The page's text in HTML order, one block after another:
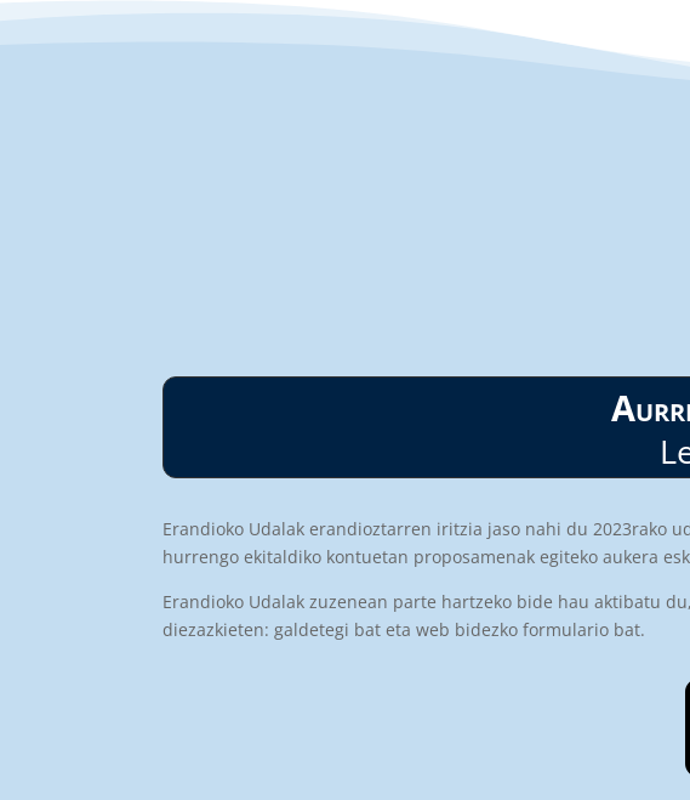
Erandioko Udalak erandioztarren iritzia jaso nahi du 2023rako
hurrengo ekitaldiko kontuetan proposamenak egiteko aukera
Erandioko Udalak zuzenean parte hartzeko bide hau aktibatu
diezazkieten: galdetegi bat eta web bidezko formulario bat.